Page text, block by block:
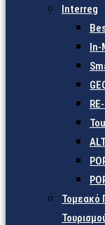
Interreg
In-
Τομεακό